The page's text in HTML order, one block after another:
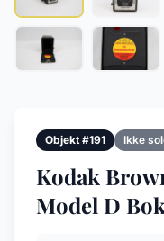
Objekt #191 Ikke
Kodak
Model D